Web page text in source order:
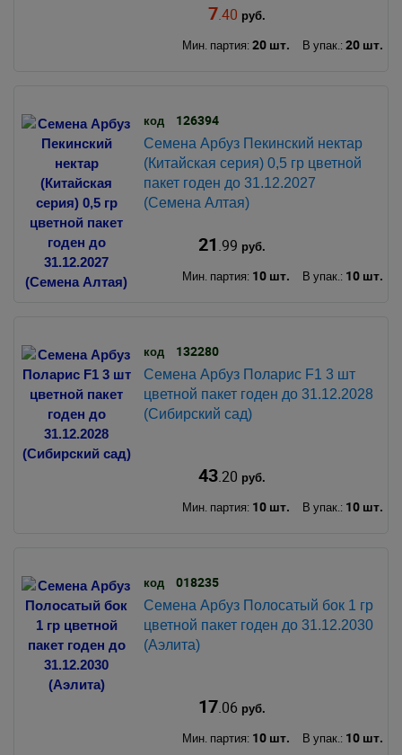
7.40 руб.
Мин. партия: 20 шт. В упак.: 20 шт.
код 126394
Семена Арбуз Пекинский нектар
(Китайская серия) 0,5 гр цветной
пакет годен до 31.12.2027
(Семена Алтая)
21.99 руб.
Мин. партия: 10 шт. В упак.: 10 шт.
код 132280
Семена Арбуз Поларис F1 3 шт
цветной пакет годен до 31.12.2028
(Сибирский сад)
43.20 руб.
Мин. партия: 10 шт. В упак.: 10 шт.
код 018235
Семена Арбуз Полосатый бок 1 гр
цветной пакет годен до 31.12.2030
(Аэлита)
17.06 руб.
Мин. партия: 10 шт. В упак.: 10 шт.